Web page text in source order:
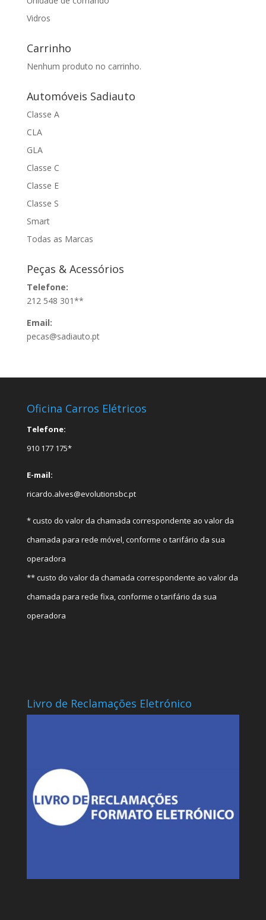
Vidros
Carrinho
Nenhum produto no carrinho.
Automóveis Sadiauto
Classe A
CLA
GLA
Classe C
Classe E
Classe S
Smart
Todas as Marcas
Peças & Acessórios
Telefone:
212 548 301**
Email:
pecas@sadiauto.pt
Oficina Carros Elétricos
Telefone:
910 177 175*
E-mail:
ricardo.alves@evolutionsbc.pt
* custo do valor da chamada correspondente ao valor da
chamada para rede móvel, conforme o tarifário da sua
operadora
** custo do valor da chamada correspondente ao valor da
chamada para rede fixa, conforme o tarifário da sua
operadora
Livro de Reclamações Eletrónico